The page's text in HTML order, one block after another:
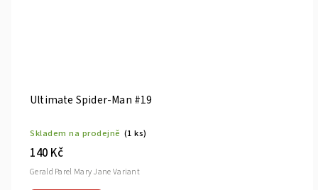
Ultimate Universe: